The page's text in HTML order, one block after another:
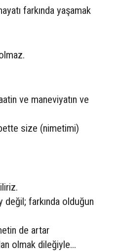
farkında yaşamak
ve maneviyatın ve
size (nimetimi)
farkında olduğun
de artar
olmak dileğiyle...